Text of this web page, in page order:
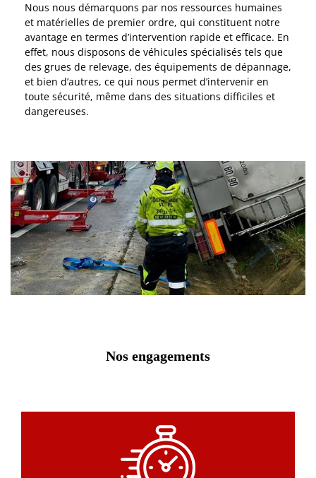
Nous nous démarquons par nos ressources humaines
et matérielles de premier ordre, qui constituent notre
avantage en termes d’intervention rapide et efficace. En
effet, nous disposons de véhicules spécialisés tels que
des grues de relevage, des équipements de dépannage,
et bien d’autres, ce qui nous permet d’intervenir en
toute sécurité, même dans des situations difficiles et
dangereuses.
Nos engagements